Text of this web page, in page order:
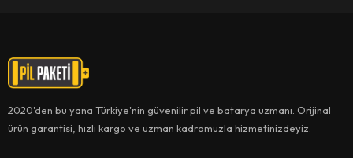
2020'den bu yana Türkiye'nin güvenilir pil ve batarya uzmanı. Orijinal
ürün garantisi, hızlı kargo ve uzman kadromuzla hizmetinizdeyiz.